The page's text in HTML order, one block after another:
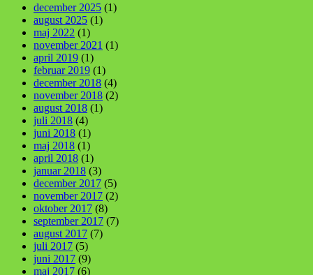
december 2025 (1)
august 2025 (1)
maj 2022 (1)
november 2021 (1)
april 2019 (1)
februar 2019 (1)
december 2018 (4)
november 2018 (2)
august 2018 (1)
juli 2018 (4)
juni 2018 (1)
maj 2018 (1)
april 2018 (1)
januar 2018 (3)
december 2017 (5)
november 2017 (2)
oktober 2017 (8)
september 2017 (7)
august 2017 (7)
juli 2017 (5)
juni 2017 (9)
maj 2017 (6)